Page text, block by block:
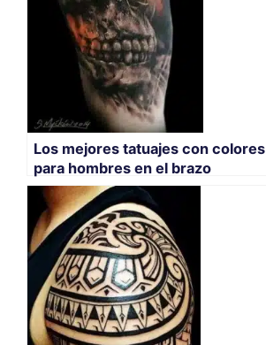
Los mejores tatuajes con colores
para hombres en el brazo